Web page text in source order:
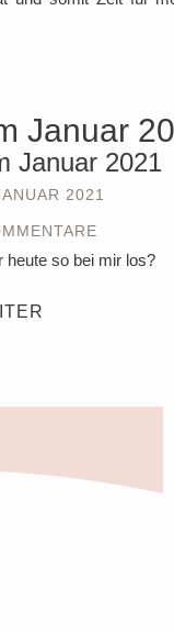
Januar 2021
2021
heute so bei mir los?